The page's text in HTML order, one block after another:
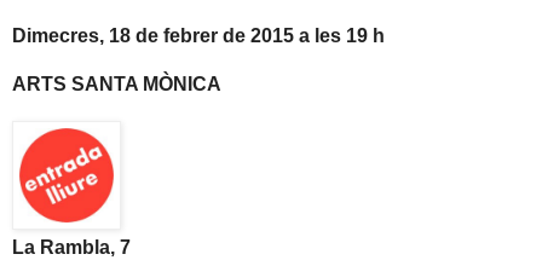
Dimecres, 18 de febrer de 2015 a les 19 h
ARTS SANTA MÒNICA
La Rambla, 7